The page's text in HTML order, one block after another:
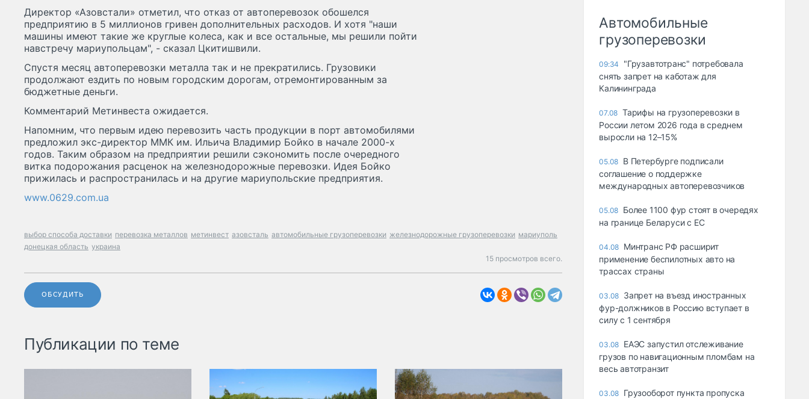
Директор «Азовстали» отметил, что отказ от автоперевозок обошелся
предприятию в 5 миллионов гривен дополнительных расходов. И хотя "наши
машины имеют такие же круглые колеса, как и все остальные, мы решили пойти
навстречу мариупольцам", - сказал Цкитишвили.
Спустя месяц автоперевозки металла так и не прекратились. Грузовики
продолжают ездить по новым городским дорогам, отремонтированным за
бюджетные деньги.
Комментарий Метинвеста ожидается.
Напомним, что первым идею перевозить часть продукции в порт автомобилями
предложил экс-директор ММК им. Ильича Владимир Бойко в начале 2000-х
годов. Таким образом на предприятии решили сэкономить после очередного
витка подорожания расценок на железнодорожные перевозки. Идея Бойко
прижилась и распространилась и на другие мариупольские предприятия.
www.0629.com.ua
выбор способа доставки перевозка металлов метинвест азовсталь автомобильные грузоперевозки железнодорожные грузоперевозки мариуполь
донецкая область украина
15 просмотров всего.
ОБСУДИТЬ
Публикации по теме
Автомобильные
грузоперевозки
09:34
"Грузавтотранс" потребовала
снять запрет на каботаж для
Калининграда
07.08 Тарифы на грузоперевозки в
России летом 2026 года в среднем
выросли на 12–15%
05.08 В Петербурге подписали
соглашение о поддержке
международных автоперевозчиков
05.08 Более 1100 фур стоят в очередях
на границе Беларуси с ЕС
04.08 Минтранс РФ расширит
применение беспилотных авто на
трассах страны
03.08 Запрет на въезд иностранных
фур-должников в Россию вступает в
силу с 1 сентября
03.08 ЕАЭС запустил отслеживание
грузов по навигационным пломбам на
весь автотранзит
03.08 Грузооборот пункта пропуска